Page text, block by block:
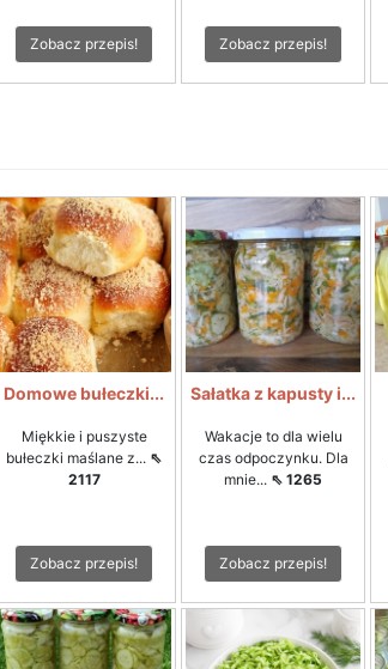
Zobacz przepis! Zobacz przepis!
Domowe bułeczki...
Miękkie i puszyste
bułeczki maślane z... ⇖
2117
Zobacz przepis!
Sałatka z kapusty i...
Wakacje to dla wielu
czas odpoczynku. Dla
mnie... ⇖ 1265
Zobacz przepis!